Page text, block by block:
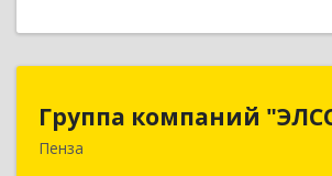
Группа компаний
Пенза
Группа
440020, Пензенская обл, Пенза